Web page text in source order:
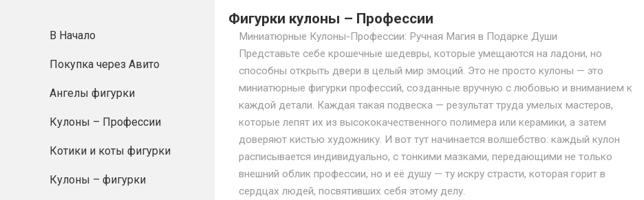
В Начало
Покупка через Авито
Ангелы фигурки
Кулоны – Профессии
Котики и коты фигурки
Кулоны – фигурки
Фигурки кулоны – Профессии
Миниатюрные Кулоны-Профессии: Ручная Магия в Подарке Души
Представьте себе крошечные шедевры, которые умещаются на ладони, но
способны открыть двери в целый мир эмоций. Это не просто кулоны — это
миниатюрные фигурки профессий, созданные вручную с любовью и вниманием к
каждой детали. Каждая такая подвеска — результат труда умелых мастеров,
которые лепят их из высококачественного полимера или керамики, а затем
доверяют кистью художнику. И вот тут начинается волшебство: каждый кулон
расписывается индивидуально, с тонкими мазками, передающими не только
внешний облик профессии, но и её душу — ту искру страсти, которая горит в
сердцах людей, посвятивших себя этому делу.